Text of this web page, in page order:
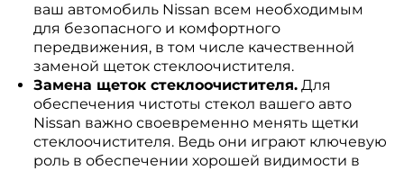
ваш автомобиль Nissan всем необходимым
для безопасного и комфортного
передвижения, в том числе качественной
заменой щеток стеклоочистителя.
Замена щеток стеклоочистителя.Для
обеспечения чистоты стекол вашего авто
Nissan важно своевременно менять щетки
стеклоочистителя. Ведь они играют ключевую
роль в обеспечении хорошей видимости в